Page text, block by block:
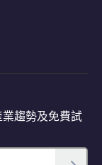
趨勢及免費試